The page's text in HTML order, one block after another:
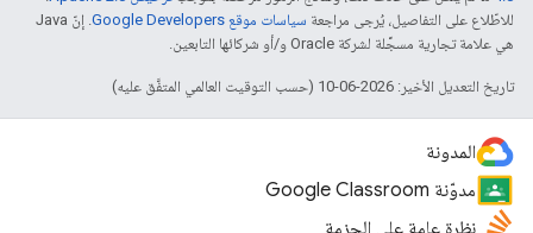
للاطّلاع على التفاصيل، يُرجى مراجعة سياسات موقع Google Developers‏
. إنّ Java
هي علامة تجارية مسجَّلة لشركة Oracle و/أو شركائها التابعين.
تاريخ التعديل الأخير: 2026-06-10 (حسب التوقيت العالمي المتفَّق عليه)
المدونة
مدوّنة Google Classroom
نظرة عامة على الحزمة